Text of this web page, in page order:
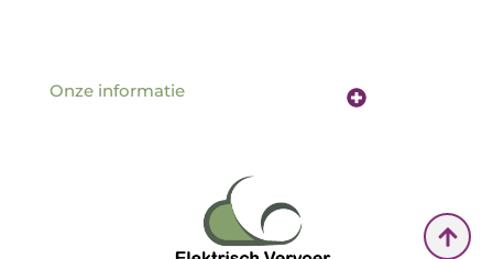
Onze informatie